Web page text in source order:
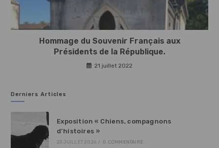
Hommage du Souvenir Français aux
Présidents de la République.
21 juillet 2022
Derniers Articles
Exposition « Chiens, compagnons
d’histoires »
23 JUILLET 2026 / 0 COMMENTAIRE